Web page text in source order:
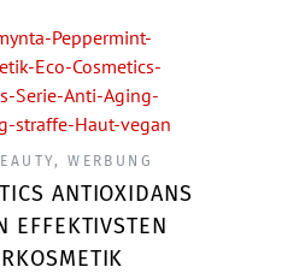
,WERBUNG
ANTIOXIDANS
EFFEKTIVSTEN